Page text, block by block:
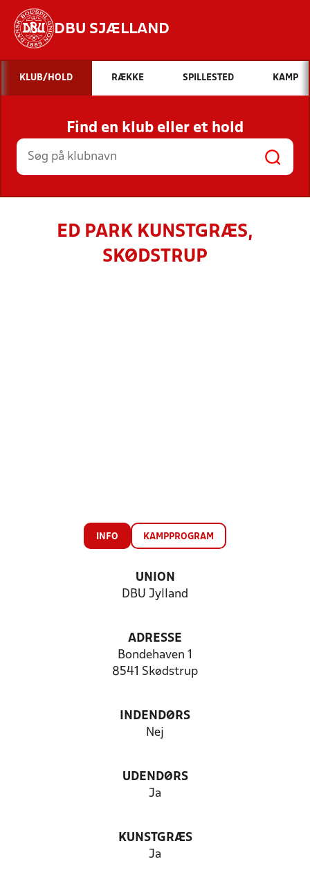
DBU SJÆLLAND
Hvad vil du søge efter?
INDHOLD OG NYHEDER
STILLINGER, RESULTATER, KLUBBER OG
HOLD
KLUB/HOLD RÆKKE SPILLESTED KAMP
Find en klub eller et hold
ED PARK KUNSTGRÆS,
SKØDSTRUP
INFO KAMPPROGRAM
UNION
DBU Jylland
ADRESSE
Bondehaven 1
8541 Skødstrup
INDENDØRS
Nej
UDENDØRS
Ja
KUNSTGRÆS
Ja